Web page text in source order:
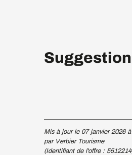
Mis à jour le 07 janvier 2026
par Verbier Tourisme
(Identifiant de l'offre : 5512214